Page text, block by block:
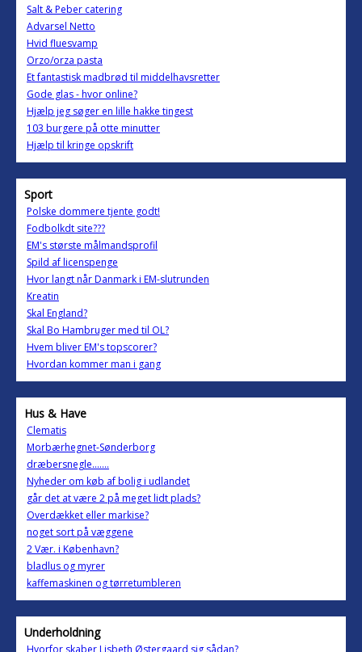
Salt & Peber catering
Advarsel Netto
Hvid fluesvamp
Orzo/orza pasta
Et fantastisk madbrød til middelhavsretter
Gode glas - hvor online?
Hjælp jeg søger en lille hakke tingest
103 burgere på otte minutter
Hjælp til kringe opskrift
Sport
Polske dommere tjente godt!
Fodbolkdt site???
EM's største målmandsprofil
Spild af licenspenge
Hvor langt når Danmark i EM-slutrunden
Kreatin
Skal England?
Skal Bo Hambruger med til OL?
Hvem bliver EM's topscorer?
Hvordan kommer man i gang
Hus & Have
Clematis
Morbærhegnet-Sønderborg
dræbersnegle.......
Nyheder om køb af bolig i udlandet
går det at være 2 på meget lidt plads?
Overdækket eller markise?
noget sort på væggene
2 Vær. i København?
bladlus og myrer
kaffemaskinen og tørretumbleren
Underholdning
Hvorfor skaber Lisbeth Østergaard sig sådan?